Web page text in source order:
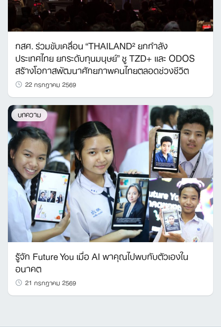
กสศ. ร่วมขับเคลื่อน “THAILAND² ยกกำลัง
ประเทศไทย ยกระดับทุนมนุษย์” ชู TZD+ และ ODOS
สร้างโอกาสพัฒนาศักยภาพคนไทยตลอดช่วงชีวิต
22 กรกฎาคม 2569
บทความ
รู้จัก Future You เมื่อ AI พาคุณไปพบกับตัวเองใน
อนาคต
21 กรกฎาคม 2569